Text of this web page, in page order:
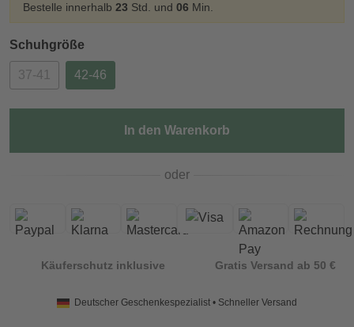
Bestelle innerhalb 23 Std. und 06 Min.
Schuhgröße
37-41 42-46
In den Warenkorb
oder
Käuferschutz inklusive Gratis Versand ab 50 €
Deutscher Geschenkespezialist • Schneller Versand